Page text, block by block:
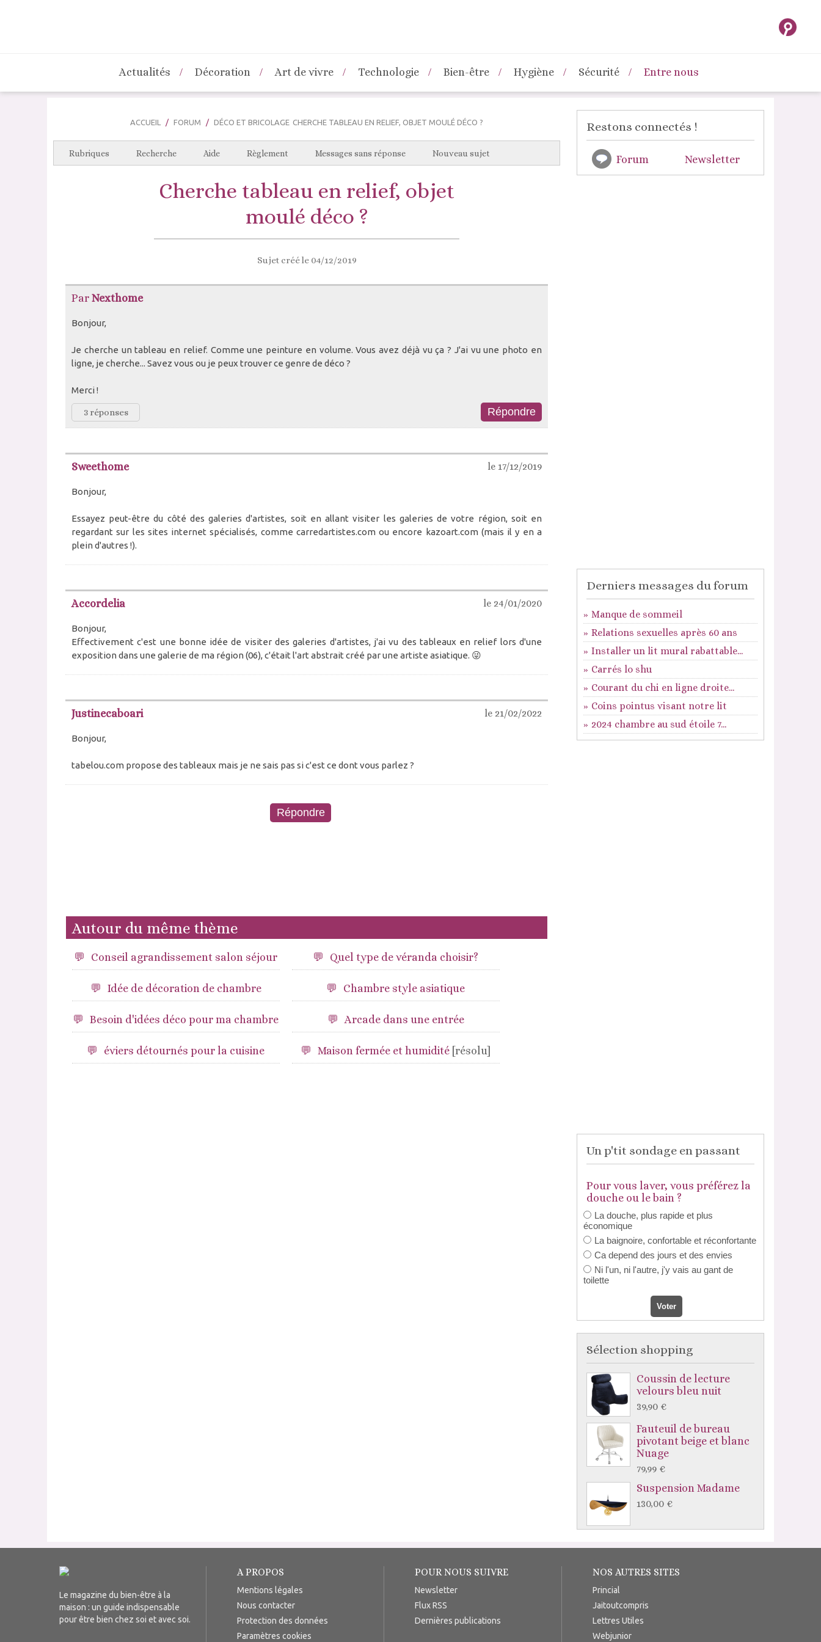
Actualités Décoration Art de vivre Technologie Bien-être Hygiène Sécurité Entre nous
ACCUEIL FORUM DÉCO ET BRICOLAGE CHERCHE TABLEAU EN RELIEF, OBJET MOULÉ DÉCO ?
Rubriques Recherche Aide Règlement Messages sans réponse Nouveau sujet
Cherche tableau en relief, objet
moulé déco ?
Sujet créé le 04/12/2019
Par Nexthome
Bonjour,
Je cherche un tableau en relief. Comme une peinture en volume. Vous avez déjà vu ça ? J'ai vu une photo en
ligne, je cherche... Savez vous ou je peux trouver ce genre de déco ?
Merci !
3 réponses
Sweethome le 17/12/2019
Bonjour,
Essayez peut-être du côté des galeries d'artistes, soit en allant visiter les galeries de votre région, soit en
regardant sur les sites internet spécialisés, comme carredartistes.com ou encore kazoart.com (mais il y en a
plein d'autres !).
Accordelia le 24/01/2020
Bonjour,
Effectivement c'est une bonne idée de visiter des galeries d'artistes, j'ai vu des tableaux en relief lors d'une
exposition dans une galerie de ma région (06), c'était l'art abstrait créé par une artiste asiatique. 😜
Justinecaboari le 21/02/2022
Bonjour,
tabelou.com propose des tableaux mais je ne sais pas si c'est ce dont vous parlez ?
Autour du même thème
Conseil agrandissement salon séjour Quel type de véranda choisir?
Idée de décoration de chambre Chambre style asiatique
Besoin d'idées déco pour ma chambre Arcade dans une entrée
éviers détournés pour la cuisine Maison fermée et humidité [résolu]
Restons connectés !
Forum Newsletter
Derniers messages du forum
Manque de sommeil
Relations sexuelles après 60 ans
Installer un lit mural rabattable...
Carrés lo shu
Courant du chi en ligne droite...
Coins pointus visant notre lit
2024 chambre au sud étoile 7...
Un p'tit sondage en passant
Pour vous laver, vous préférez la
douche ou le bain ?
La douche, plus rapide et plus
économique
La baignoire, confortable et réconfortante
Ca depend des jours et des envies
Ni l'un, ni l'autre, j'y vais au gant de
toilette
Sélection shopping
Coussin de lecture
velours bleu nuit
39,90 €
Fauteuil de bureau
pivotant beige et blanc
Nuage
79,99 €
Suspension Madame
130,00 €
Le magazine du bien-être à la
maison : un guide indispensable
pour être bien chez soi et avec soi.
A PROPOS
Mentions légales
Nous contacter
Protection des données
Paramètres cookies
POUR NOUS SUIVRE
Newsletter
Flux RSS
Dernières publications
NOS AUTRES SITES
Princial
Jaitoutcompris
Lettres Utiles
Webjunior